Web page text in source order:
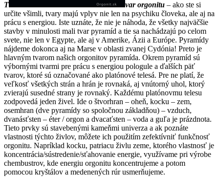
T var orgonitu – ako ste si
určite všimli, tvary majú vplyv nie len na psychiku človeka, ale aj na
prácu s energiou. Iste uznáte, že nie je náhoda, že všetky najväčšie
stavby v minulosti mali tvar pyramíd a tie sa nachádzajú po celom
svete, nie len v Egypte, ale aj v Amerike, Ázii a Európe. Pyramídy
nájdeme dokonca aj na Marse v oblasti zvanej Cydónia! Preto je
hlavným tvarom našich orgonitov pyramída. Okrem pyramíd sú
výbornými tvarmi pre prácu s energiou pologule a ďalších päť
tvarov, ktoré sú označované ako platónové telesá. Pre ne platí, že
veľkosť všetkých strán a hrán je rovnaká, aj vnútorný uhol, ktorý
zvierajú susedné strany je rovnaký. Každému platónovmu telesu
zodpovedá jeden živel. Ide o štvorhran – oheň, kocku – zem,
osemhran (dve pyramídy so spoločnou základňou) – vzduch,
dvanásťsten – éter / orgon a dvacaťsten – voda a guľa je prázdnota.
Tieto prvky sú stavebenými kameňmi univerza a ak poznáte
vlastnosti týchto živlov, môžete ich použitím zefektívniť funkčnosť
orgonitu. Napríklad kocku, patriacu živlu zeme, ktorého vlastnosť je
koncentrácia/sústredenie/sťahovanie energie, využívame pri výrobe
chembustrov, kde energiu orgonitu koncentrujeme a potom
pomocou kryštálov a medenených rúr usmerňujeme.